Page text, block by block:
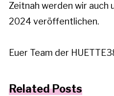
Zeitnah werden wir auch
2024 veröffentlichen.
Euer Team der
Related Posts